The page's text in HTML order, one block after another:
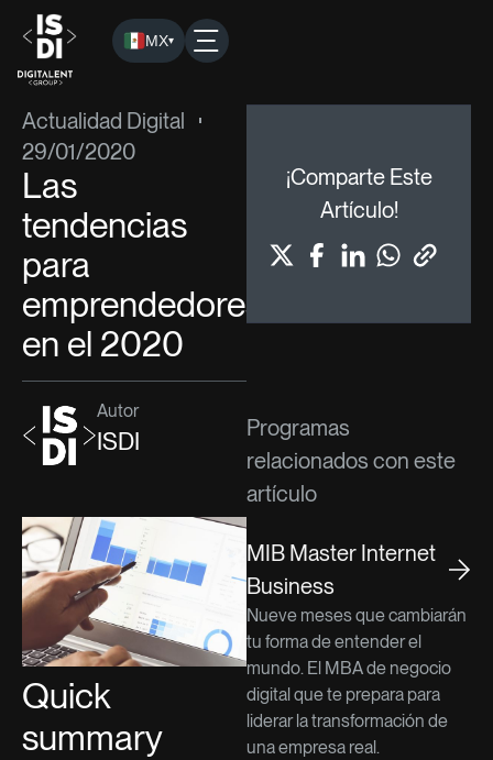
MX▾
ISDI›Blog
Actualidad Digital
29/01/2020
Las
tendencias
para
emprendedores
en el 2020
Autor
ISDI
Quick
summary
¡Comparte Este
Artículo!
Programas
relacionados con este
artículo
MIB Master Internet
Business
Nueve meses que cambiarán
tu forma de entender el
mundo. El MBA de negocio
digital que te prepara para
liderar la transformación de
una empresa real.